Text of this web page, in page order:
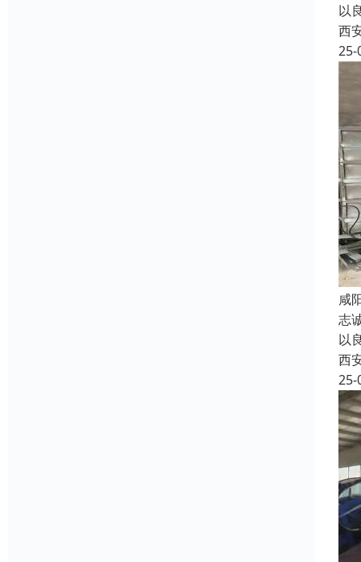
以
西
25-
咸
志
以
西
25-